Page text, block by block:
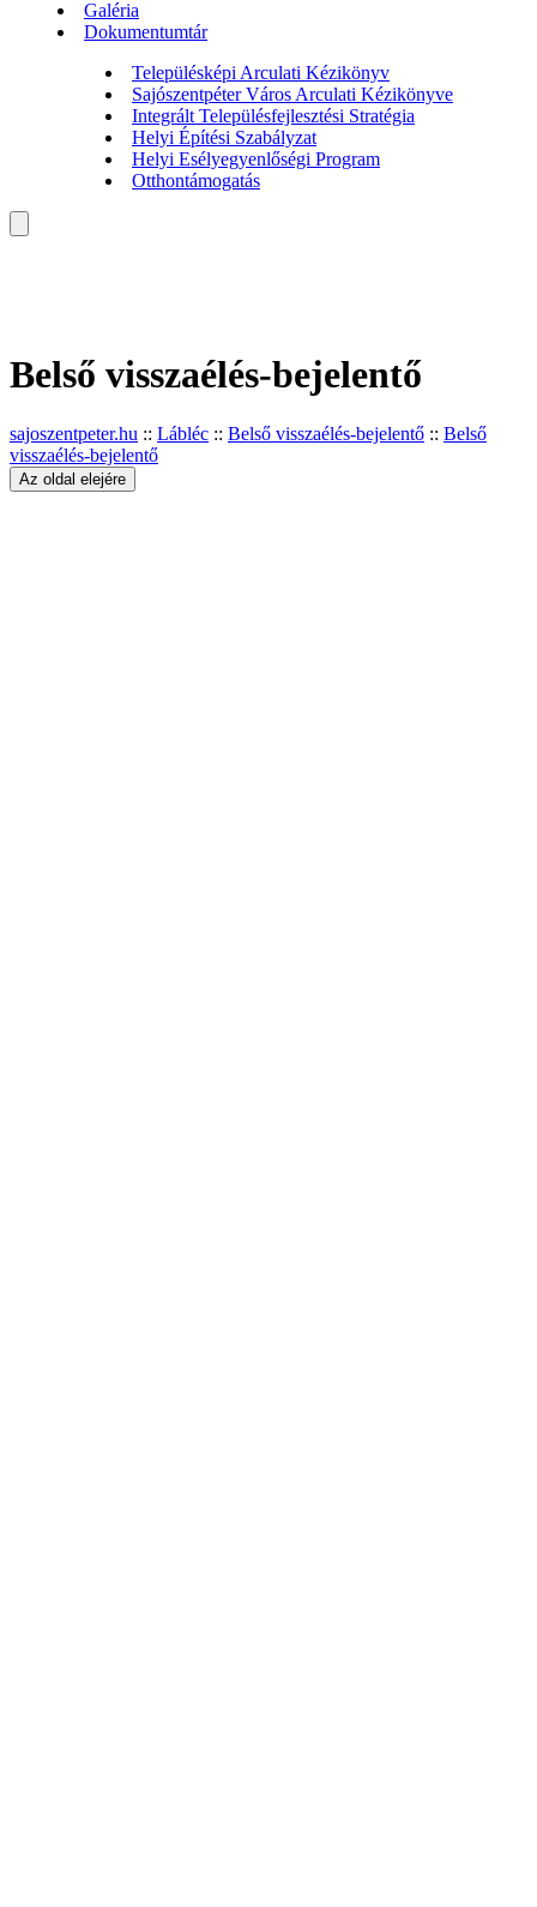
Galéria
Dokumentumtár
Településképi Arculati Kézikönyv
Sajószentpéter Város Arculati Kézikönyve
Integrált Településfejlesztési Stratégia
Helyi Építési Szabályzat
Helyi Esélyegyenlőségi Program
Otthontámogatás
Belső visszaélés-bejelentő
sajoszentpeter.hu :: Lábléc :: Belső visszaélés-bejelentő :: Belső
visszaélés-bejelentő
Az oldal elejére